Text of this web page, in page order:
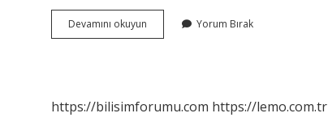
Devamını okuyun
Almak
Yorum Bırak
https://bilisimforumu.com https://lemo.com.tr